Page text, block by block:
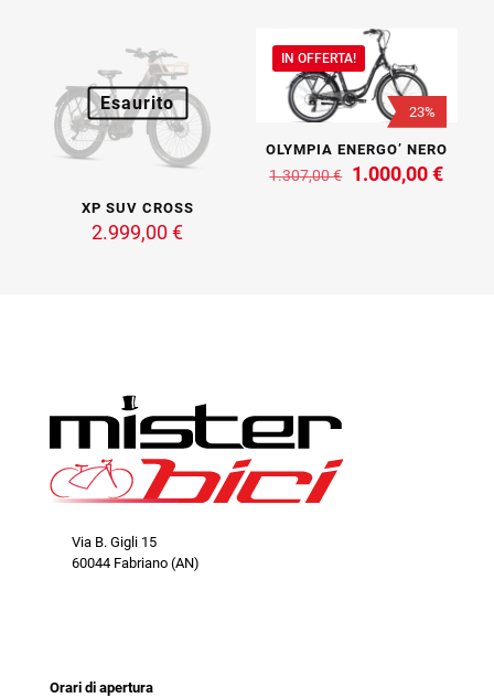
era:
5.599,00 €.
4.199,00 €.
ha
più
varianti.
Le
opzioni
possono
scelte
nella
pagina
Esaurito
XP SUV CROSS
2.999,00€
IN OFFERTA!
23%
OLYMPIA ENERGO’ NERO
1.307,00€ Il
1.000,00€Il
Via B. Gigli 15
60044 Fabriano (AN)
Orari di apertura